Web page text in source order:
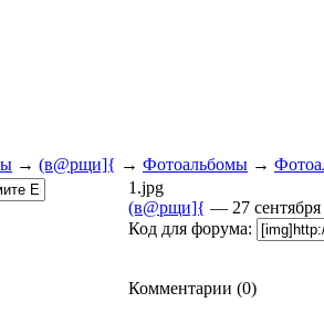
→ (в@рщи]{ → Фотоальбомы →
1.jpg
(в@рщи]{ — 27
Код для форума:
Комментарии (0)